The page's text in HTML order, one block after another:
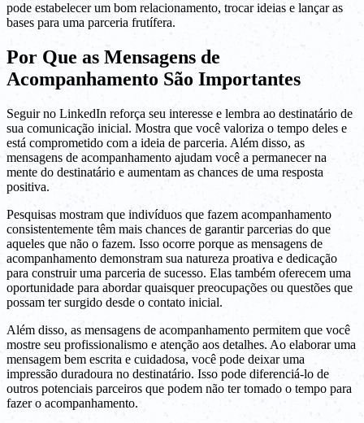
pode estabelecer um bom relacionamento, trocar ideias e lançar as
bases para uma parceria frutífera.
Por Que as Mensagens de
Acompanhamento São Importantes
Seguir no LinkedIn reforça seu interesse e lembra ao destinatário de
sua comunicação inicial. Mostra que você valoriza o tempo deles e
está comprometido com a ideia de parceria. Além disso, as
mensagens de acompanhamento ajudam você a permanecer na
mente do destinatário e aumentam as chances de uma resposta
positiva.
Pesquisas mostram que indivíduos que fazem acompanhamento
consistentemente têm mais chances de garantir parcerias do que
aqueles que não o fazem. Isso ocorre porque as mensagens de
acompanhamento demonstram sua natureza proativa e dedicação
para construir uma parceria de sucesso. Elas também oferecem uma
oportunidade para abordar quaisquer preocupações ou questões que
possam ter surgido desde o contato inicial.
Além disso, as mensagens de acompanhamento permitem que você
mostre seu profissionalismo e atenção aos detalhes. Ao elaborar uma
mensagem bem escrita e cuidadosa, você pode deixar uma
impressão duradoura no destinatário. Isso pode diferenciá-lo de
outros potenciais parceiros que podem não ter tomado o tempo para
fazer o acompanhamento.